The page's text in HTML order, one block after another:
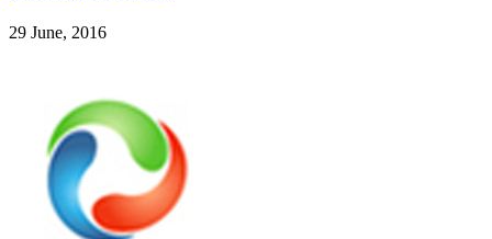
29 June, 2016